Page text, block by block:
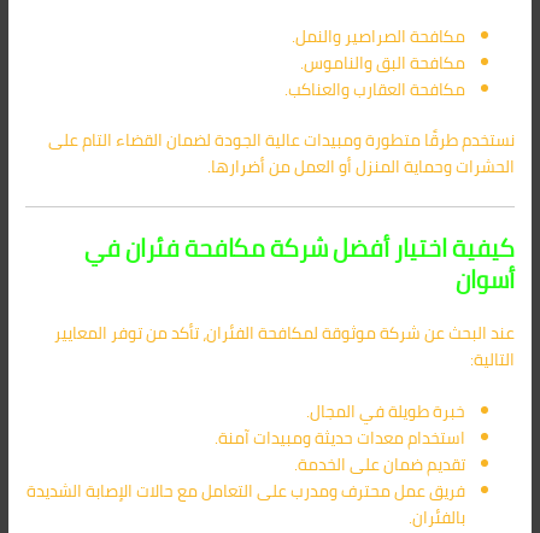
مكافحة الصراصير والنمل.
مكافحة البق والناموس.
مكافحة العقارب والعناكب.
نستخدم طرقًا متطورة ومبيدات عالية الجودة لضمان القضاء التام على
الحشرات وحماية المنزل أو العمل من أضرارها.
كيفية اختيار أفضل شركة مكافحة فئران في
أسوان
عند البحث عن شركة موثوقة لمكافحة الفئران، تأكد من توفر المعايير
التالية:
خبرة طويلة في المجال.
استخدام معدات حديثة ومبيدات آمنة.
تقديم ضمان على الخدمة.
فريق عمل محترف ومدرب على التعامل مع حالات الإصابة الشديدة
بالفئران.